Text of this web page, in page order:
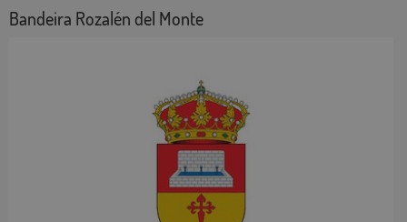
Bandeira Rozalén del Monte